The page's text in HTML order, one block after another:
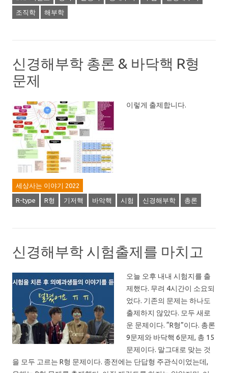
조직학 해부학
신경해부학 총론 & 바닥핵 R형
문제
이렇게 출제합니다.
세상사는 이야기 2022
R-type R형 기저핵 바악핵 시험 신경해부학 총론
신경해부학 시험출제를 마치고
오늘 오후 내내 시험지를 출
제했다. 무려 4시간이 소요되
었다. 기존의 문제는 하나도
출제하지 않았다. 모두 새로
운 문제이다. “R형”이다. 총론
9문제와 바닥핵 6문제, 총 15
문제이다. 말그대로 맞는 것
을 모두 고르는 R형 문제이다. 종전에는 단답형 주관식이었는데,